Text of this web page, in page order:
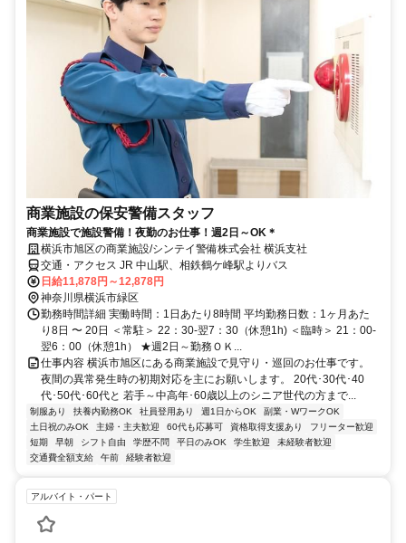
商業施設の保安警備スタッフ
商業施設で施設警備！夜勤のお仕事！週2日～OK＊
横浜市旭区の商業施設/シンテイ警備株式会社 横浜支社
交通・アクセス JR 中山駅、相鉄鶴ケ峰駅よりバス
日給11,878円～12,878円
神奈川県横浜市緑区
勤務時間詳細 実働時間：1日あたり8時間 平均勤務日数：1ヶ月あた
り8日 〜 20日 ＜常駐＞ 22：30-翌7：30（休憩1h) ＜臨時＞ 21：00-
翌6：00（休憩1h） ★週2日～勤務ＯＫ...
仕事内容 横浜市旭区にある商業施設で見守り・巡回のお仕事です。
夜間の異常発生時の初期対応を主にお願いします。 20代･30代･40
代･50代･60代と 若手～中高年･60歳以上のシニア世代の方まで...
制服あり 扶養内勤務OK 社員登用あり 週1日からOK
副業・WワークOK
土日祝のみOK
主婦・主夫歓迎 60代も応募可 資格取得支援あり
フリーター歓迎
短期
早朝 シフト自由 学歴不問 平日のみOK 学生歓迎
未経験者歓迎
交通費全額支給
午前 経験者歓迎
アルバイト・パート